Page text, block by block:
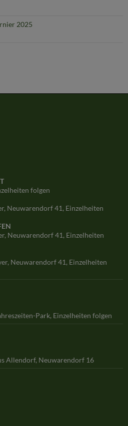
2025
folgen
Neuwarendorf 41, Einzelheiten
Neuwarendorf 41, Einzelheiten
Neuwarendorf 41, Einzelheiten
Park, Einzelheiten folgen
Allendorf, Neuwarendorf 16